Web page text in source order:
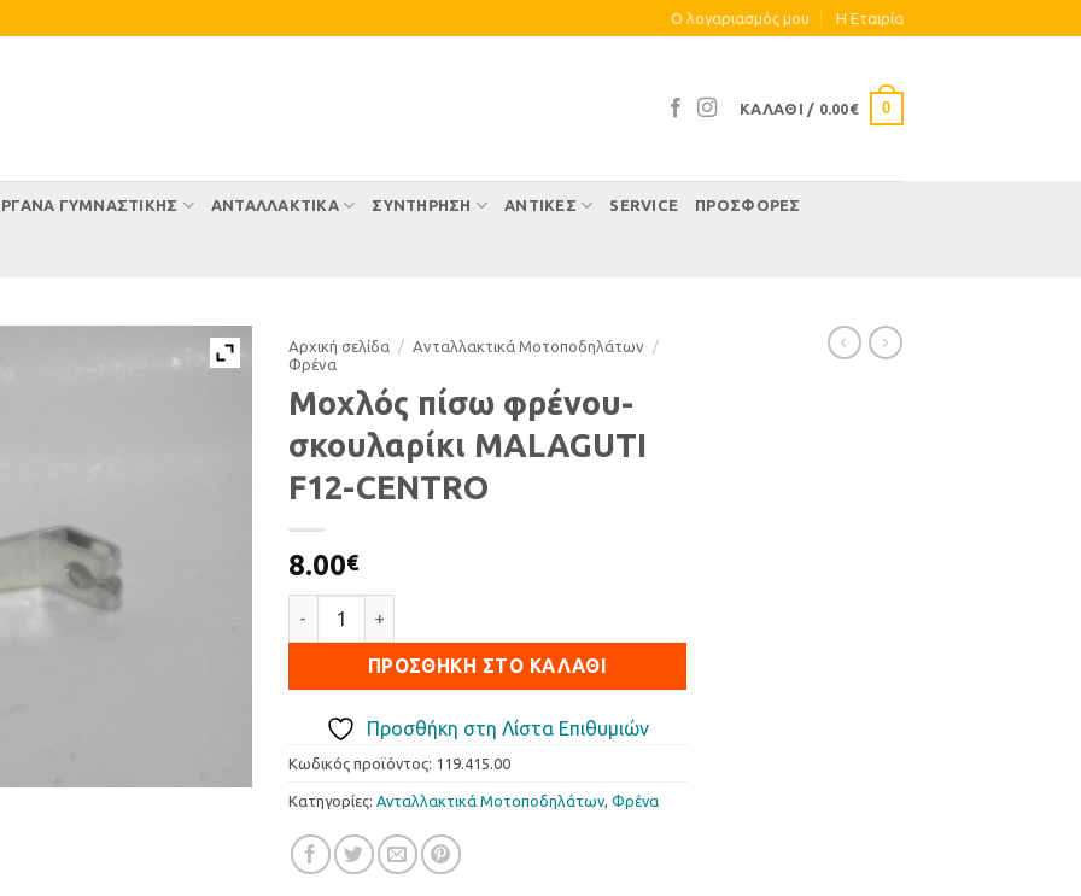
Ο λογαριασμός μου Η Eταιρία
ΚΑΛΆΘΙ / 0.00€ 0
ΓΥΜΝΑΣΤΙΚΗΣ ΑΝΤΑΛΛΑΚΤΙΚΑ ΣΥΝΤΉΡΗΣΗ ΑΝΤΊΚΕΣ SERVICE ΠΡΟΣΦΟΡΕΣ
Αρχική σελίδα / Ανταλλακτικά Μοτοποδηλάτων
/
Φρένα
Μοχλός πίσω φρένου-
σκουλαρίκι MALAGUTI
F12-CENTRO
8.00€
ΠΡΟΣΘΉΚΗ ΣΤΟ ΚΑΛΆΘΙ
Προσθήκη στη Λίστα Επιθυμιών
Κωδικός προϊόντος: 119.415.00
Κατηγορίες: Ανταλλακτικά Μοτοποδηλάτων, Φρένα